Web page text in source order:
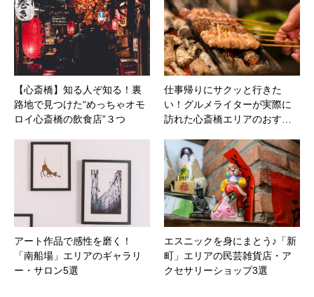
【心斎橋】知る人ぞ知る！裏
路地で見つけた“めっちゃオモ
ロイ心斎橋の飲食店”３つ
仕事帰りにサクッと行きた
い！グルメライターが実際に
訪れた心斎橋エリアのおす…
アート作品で感性を磨く！
「南船場」エリアのギャラリ
ー・サロン5選
エスニックを身にまとう♪「新
町」エリアの民芸雑貨店・ア
クセサリーショップ3選